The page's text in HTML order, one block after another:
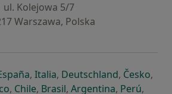
ul. Kolejowa 5/7
Warszawa, Polska
nové záložce
otevře v nové záložce
se otevře v nové záložce
, Italiase otevře v nové záložce
, Deutschlandse otevře v
, Českose
,
v nové záložce
se otevře v nové záložce
, Chilese otevře v nové záložce
, Brasilse otevře v nové
, Argentinase otevře v
, Perúse
,